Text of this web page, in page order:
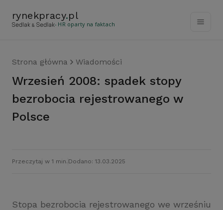
rynekpracy.pl
- HR oparty na faktach
Strona główna Wiadomości
Wrzesień 2008: spadek stopy
bezrobocia rejestrowanego w
Polsce
Przeczytaj w 1 min. Dodano: 13.03.2025
Stopa bezrobocia rejestrowanego we wrześniu